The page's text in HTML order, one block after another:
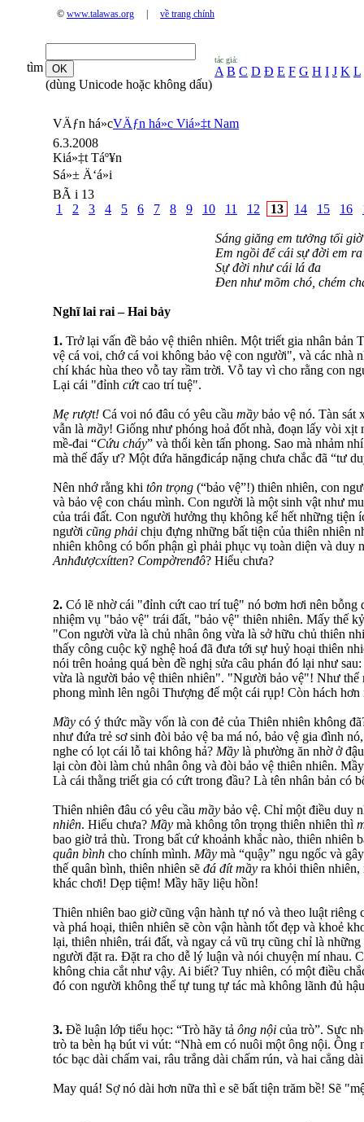
© www.talawas.org về trang chính
tìm
(dùng Unicode hoặc không dấu)
tác giả:
A B C D Đ E F G H I J K L
VÄƒn há»cVÄƒn há»c Viá»‡t Nam
6.3.2008
Kiá»‡t Táº¥n
Sá»± Ä‘á»i
BÃ i 13
1
2 3 4 5 6 7 8 9 10 11 12 13 14 15 16
Sáng giăng em tưởng tối
Em ngồi để cái sự đời em ra
Sự đời như cái lá đa
Đen như mõm chó, chém
Nghĩ lai rai – Hai bảy
1. Trở lại vấn đề bảo vệ thiên nhiên. Một triết gia nhân bản
vệ cá voi, chớ cá voi không bảo vệ con người", và các nhà
chí khác hùa theo vỗ tay rầm trời. Vỗ tay vì cho rằng con
Lại cái "đỉnh cứtcao trí tuệ".
Mẹ rượt! Cá voi nó đâu có yêu cầu mầy bảo vệ nó. Tàn sát
vẫn là mầy! Giống như phóng hoả đốt nhà, đoạn lấy vòi
mề-đai “Cứu cháy” và thổi kèn tấn phong. Sao mà nhảm
mà thế đấy ư? Một đứa hăngđicáp nặng chưa chắc đã “tư
Nên nhớ rằng khi tôn trọng (“bảo vệ”!) thiên nhiên, con
và bảo vệ con cháu mình. Con người là một sinh vật như
của trái đất. Con người hưởng thụ không kể hết những tiện
người cũng phải chịu đựng những bất tiện của thiên nhiên
nhiên không có bổn phận gì phải phục vụ toàn diện và duy
Anhđượcxítten? Compờrenđô? Hiểu chưa?
2. Có lẽ nhờ cái "đỉnh cứt cao trí tuệ" nó bơm hơi nên
nhiệm vụ "bảo vệ" trái đất, "bảo vệ" thiên nhiên. Mấy thế
"Con người vừa là chủ nhân ông vừa là sở hữu chủ thiên
thấy công cuộc kỹ nghệ hoá đã đưa tới sự huỷ hoại thiên
nói trên hoảng quá bèn đề nghị sửa câu phán đó lại như
vừa là người bảo vệ thiên nhiên". "Người bảo vệ"! Như
phong mình lên ngôi Thượng đế một cái rụp! Còn hách hơn
Mầy có ý thức mầy vốn là con đẻ của Thiên nhiên không
như đứa trẻ sơ sinh đòi bảo vệ ba má nó, bảo vệ gia đình
nghe có lọt cái lỗ tai không hả? Mầy là phường ăn nhờ ở
lại còn đòi làm chủ nhân ông và đòi bảo vệ thiên nhiên.
Là cái thằng triết gia có cứt trong đầu? Là tên nhân bản có
Thiên nhiên đâu có yêu cầu mầy bảo vệ. Chỉ một điều duy
nhiên. Hiểu chưa? Mầy mà không tôn trọng thiên nhiên thì
bao giờ trả thù. Trong bất cứ khoảnh khắc nào, thiên nhiên
quân bình cho chính mình. Mầy mà “quậy” ngu ngốc và
thế quân bình, thiên nhiên sẽ đá đít mầy ra khỏi thiên nhiên,
khác chơi! Dẹp tiệm! Mầy hãy liệu hồn!
Thiên nhiên bao giờ cũng vận hành tự nó và theo luật
và phá hoại, thiên nhiên sẽ còn vận hành tốt đẹp và khoẻ
lại, thiên nhiên, trái đất, và ngay cả vũ trụ cũng chỉ là
người đặt ra. Đặt ra cho dễ lý luận và nói chuyện mí nhau.
không chia cắt như vậy. Ai biết? Tuy nhiên, có một điều
đó con người không thể tự tung tự tác mà không lãnh đủ
3. Đề luận lớp tiểu học: “Trò hãy tả ông nội của trò”. Sực
trò ta bèn hạ bút vi vút: “Nhà em có nuôi một ông nội. Ông
tóc bạc dài chấm vai, râu trắng dài chấm rún, và hai cẳng
May quá! Sợ nó dài hơn nữa thì e sẽ bất tiện trăm bề! Sẽ